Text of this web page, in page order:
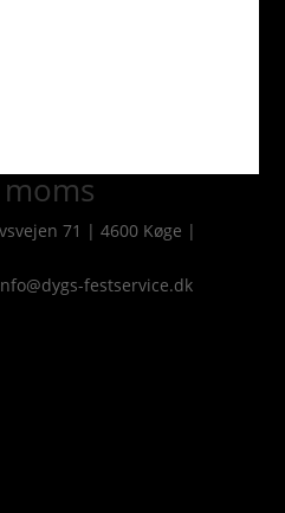
71 | 4600 Køge |
festservice.dk